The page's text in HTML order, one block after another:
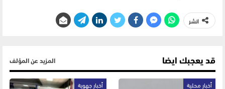
انشر
قد يعجبك ايضا المزيد عن المؤلف
أخبار محلية أخبار جهوية